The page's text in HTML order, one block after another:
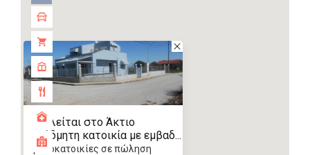
Πωλείται στο Άκτιο
νεόδμητη κατοικία με εμβαδ...
μονοκατοικίες σε πώληση